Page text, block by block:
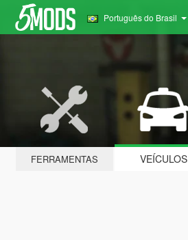
Português do Brasil
FERRAMENTAS VEÍCULOS